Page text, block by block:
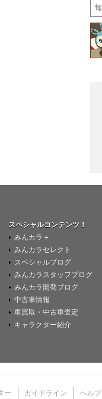
スペシャルコンテンツ！
みんカラ＋
みんカラセレクト
スペシャルブログ
みんカラスタッフブログ
みんカラ開発ブログ
中古車情報
車買取・中古車査定
キャラクター紹介
ー ガイドライン ヘルプ